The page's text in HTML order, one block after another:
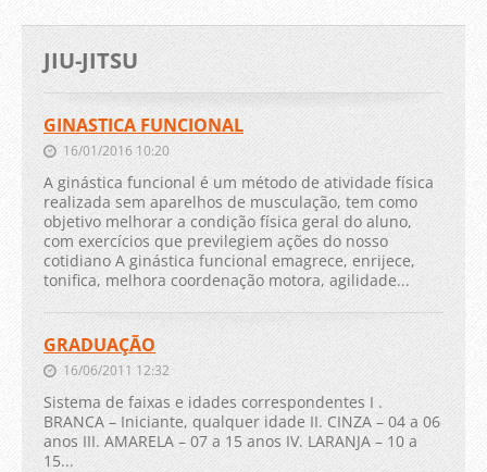
JIU-JITSU
GINASTICA FUNCIONAL
16/01/2016 10:20
A ginástica funcional é um método de atividade física
realizada sem aparelhos de musculação, tem como
objetivo melhorar a condição física geral do aluno,
com exercícios que previlegiem ações do nosso
cotidiano A ginástica funcional emagrece, enrijece,
tonifica, melhora coordenação motora, agilidade...
GRADUAÇÃO
16/06/2011 12:32
Sistema de faixas e idades correspondentes I .
BRANCA – Iniciante, qualquer idade II. CINZA – 04 a 06
anos III. AMARELA – 07 a 15 anos IV. LARANJA – 10 a
15...